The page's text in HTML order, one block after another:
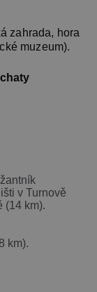
zahrada, hora
muzeum).
v Turnově
(14 km).
km).